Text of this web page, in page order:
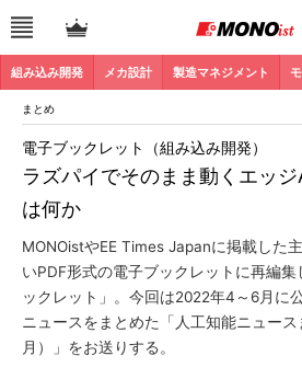
組み込み開発 メカ設計 製造マネジメント
まとめ
ラズパイでそのまま動くエッ
は何か
電子ブックレット（組み込み開発）
MONOistやEE Times Japanに掲載した
いPDF形式の電子ブックレットに再編
ックレット」。今回は2022年4～6月に
ニュースをまとめた「人工知能ニュー
月）」をお送りする。